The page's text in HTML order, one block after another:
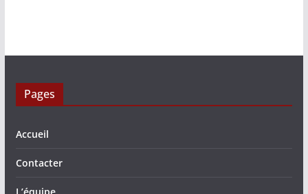
Pages
Accueil
Contacter